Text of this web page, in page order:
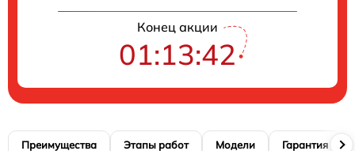
Конец акции
01:13:40
Преимущества Этапы работ Модели Гарантия